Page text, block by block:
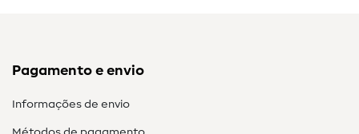
Pagamento e envio
Informações de envio